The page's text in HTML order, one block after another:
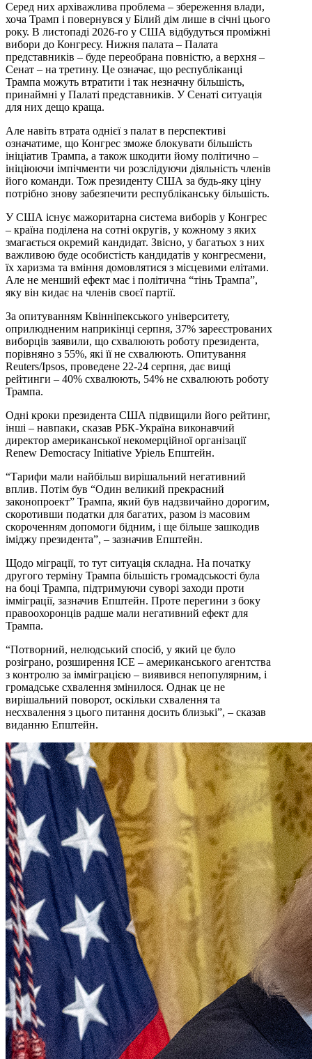
Серед них архіважлива проблема – збереження влади,
хоча Трамп і повернувся у Білий дім лише в січні цього
року. В листопаді 2026-го у США відбудуться проміжні
вибори до Конгресу. Нижня палата – Палата
представників – буде переобрана повністю, а верхня –
Сенат – на третину. Це означає, що республіканці
Трампа можуть втратити і так незначну більшість,
принаймні у Палаті представників. У Сенаті ситуація
для них дещо краща.
Але навіть втрата однієї з палат в перспективі
означатиме, що Конгрес зможе блокувати більшість
ініціатив Трампа, а також шкодити йому політично –
ініціюючи імпічменти чи розслідуючи діяльність членів
його команди. Тож президенту США за будь-яку ціну
потрібно знову забезпечити республіканську більшість.
У США існує мажоритарна система виборів у Конгрес
– країна поділена на сотні округів, у кожному з яких
змагається окремий кандидат. Звісно, у багатьох з них
важливою буде особистість кандидатів у конгресмени,
їх харизма та вміння домовлятися з місцевими елітами.
Але не менший ефект має і політична “тінь Трампа”,
яку він кидає на членів своєї партії.
За опитуванням Квінніпекського університету,
оприлюдненим наприкінці серпня, 37% зареєстрованих
виборців заявили, що схвалюють роботу президента,
порівняно з 55%, які її не схвалюють. Опитування
Reuters/Ipsos, проведене 22-24 серпня, дає вищі
рейтинги – 40% схвалюють, 54% не схвалюють роботу
Трампа.
Одні кроки президента США підвищили його рейтинг,
інші – навпаки, сказав РБК-Україна виконавчий
директор американської некомерційної організації
Renew Democracy Initiative Уріель Епштейн.
“Тарифи мали найбільш вирішальний негативний
вплив. Потім був “Один великий прекрасний
законопроект” Трампа, який був надзвичайно дорогим,
скоротивши податки для багатих, разом із масовим
скороченням допомоги бідним, і ще більше зашкодив
іміджу президента”, – зазначив Епштейн.
Щодо міграції, то тут ситуація складна. На початку
другого терміну Трампа більшість громадськості була
на боці Трампа, підтримуючи суворі заходи проти
імміграції, зазначив Епштейн. Проте перегини з боку
правоохоронців радше мали негативний ефект для
Трампа.
“Потворний, нелюдський спосіб, у який це було
розіграно, розширення ICE – американського агентства
з контролю за імміграцією – виявився непопулярним, і
громадське схвалення змінилося. Однак це не
вирішальний поворот, оскільки схвалення та
несхвалення з цього питання досить близькі”, – сказав
виданню Епштейн.